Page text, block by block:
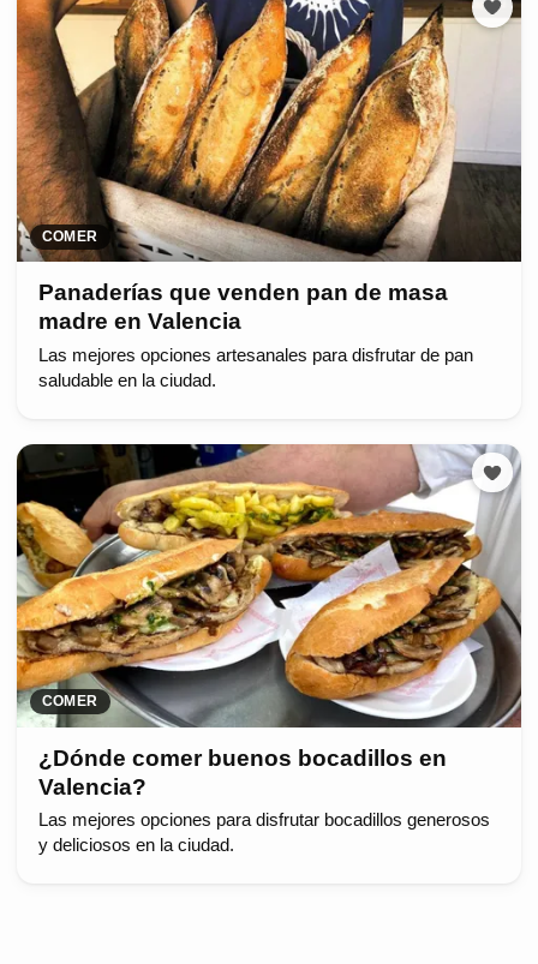
COMER
Panaderías que venden pan de masa
madre en Valencia
Las mejores opciones artesanales para disfrutar de pan
saludable en la ciudad.
COMER
¿Dónde comer buenos bocadillos en
Valencia?
Las mejores opciones para disfrutar bocadillos generosos
y deliciosos en la ciudad.